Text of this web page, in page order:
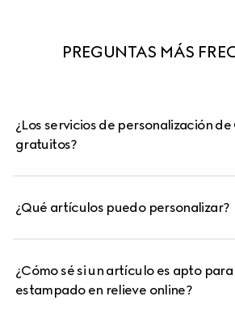
PREGUNTAS MÁS
¿Los servicios de personalización
gratuitos?
¿Qué artículos puedo personalizar?
¿Cómo sé si un artículo es apto
estampado en relieve online?